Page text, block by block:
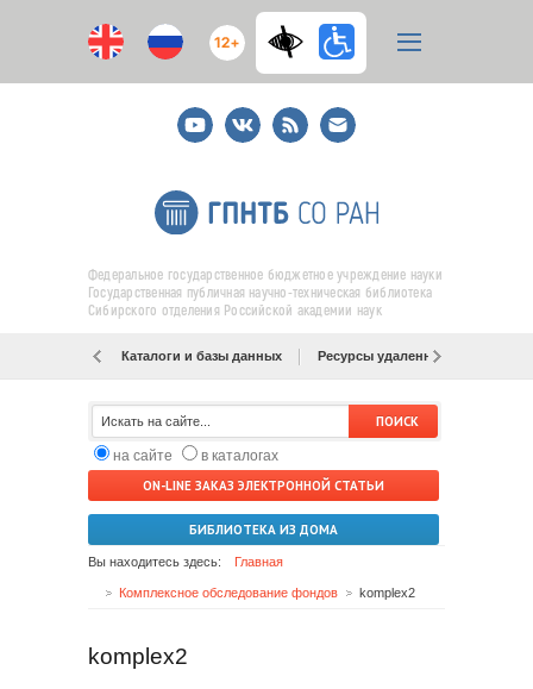
12+
YoutubeВКонтакте
RSS
E-
mail
подписка
Федеральное государственное бюджетное учреждение науки
Государственная публичная научно-техническая библиотека
Сибирского отделения Российской академии наук
Каталоги и базы данных Ресурсы удаленного доступа
на сайте
в каталогах
ON-LINE ЗАКАЗ ЭЛЕКТРОННОЙ СТАТЬИ
БИБЛИОТЕКА ИЗ ДОМА
Вы находитесь здесь: Главная
Комплексное обследование фондов komplex2
komplex2